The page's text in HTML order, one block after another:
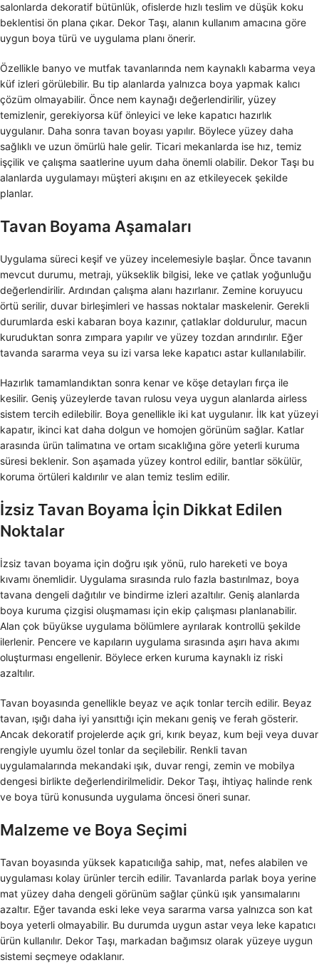
salonlarda dekoratif bütünlük, ofislerde hızlı teslim ve düşük koku
beklentisi ön plana çıkar. Dekor Taşı, alanın kullanım amacına göre
uygun boya türü ve uygulama planı önerir.
Özellikle banyo ve mutfak tavanlarında nem kaynaklı kabarma veya
küf izleri görülebilir. Bu tip alanlarda yalnızca boya yapmak kalıcı
çözüm olmayabilir. Önce nem kaynağı değerlendirilir, yüzey
temizlenir, gerekiyorsa küf önleyici ve leke kapatıcı hazırlık
uygulanır. Daha sonra tavan boyası yapılır. Böylece yüzey daha
sağlıklı ve uzun ömürlü hale gelir. Ticari mekanlarda ise hız, temiz
işçilik ve çalışma saatlerine uyum daha önemli olabilir. Dekor Taşı bu
alanlarda uygulamayı müşteri akışını en az etkileyecek şekilde
planlar.
Tavan Boyama Aşamaları
Uygulama süreci keşif ve yüzey incelemesiyle başlar. Önce tavanın
mevcut durumu, metrajı, yükseklik bilgisi, leke ve çatlak yoğunluğu
değerlendirilir. Ardından çalışma alanı hazırlanır. Zemine koruyucu
örtü serilir, duvar birleşimleri ve hassas noktalar maskelenir. Gerekli
durumlarda eski kabaran boya kazınır, çatlaklar doldurulur, macun
kuruduktan sonra zımpara yapılır ve yüzey tozdan arındırılır. Eğer
tavanda sararma veya su izi varsa leke kapatıcı astar kullanılabilir.
Hazırlık tamamlandıktan sonra kenar ve köşe detayları fırça ile
kesilir. Geniş yüzeylerde tavan rulosu veya uygun alanlarda airless
sistem tercih edilebilir. Boya genellikle iki kat uygulanır. İlk kat yüzeyi
kapatır, ikinci kat daha dolgun ve homojen görünüm sağlar. Katlar
arasında ürün talimatına ve ortam sıcaklığına göre yeterli kuruma
süresi beklenir. Son aşamada yüzey kontrol edilir, bantlar sökülür,
koruma örtüleri kaldırılır ve alan temiz teslim edilir.
İzsiz Tavan Boyama İçin Dikkat Edilen
Noktalar
İzsiz tavan boyama için doğru ışık yönü, rulo hareketi ve boya
kıvamı önemlidir. Uygulama sırasında rulo fazla bastırılmaz, boya
tavana dengeli dağıtılır ve bindirme izleri azaltılır. Geniş alanlarda
boya kuruma çizgisi oluşmaması için ekip çalışması planlanabilir.
Alan çok büyükse uygulama bölümlere ayrılarak kontrollü şekilde
ilerlenir. Pencere ve kapıların uygulama sırasında aşırı hava akımı
oluşturması engellenir. Böylece erken kuruma kaynaklı iz riski
azaltılır.
Tavan boyasında genellikle beyaz ve açık tonlar tercih edilir. Beyaz
tavan, ışığı daha iyi yansıttığı için mekanı geniş ve ferah gösterir.
Ancak dekoratif projelerde açık gri, kırık beyaz, kum beji veya duvar
rengiyle uyumlu özel tonlar da seçilebilir. Renkli tavan
uygulamalarında mekandaki ışık, duvar rengi, zemin ve mobilya
dengesi birlikte değerlendirilmelidir. Dekor Taşı, ihtiyaç halinde renk
ve boya türü konusunda uygulama öncesi öneri sunar.
Malzeme ve Boya Seçimi
Tavan boyasında yüksek kapatıcılığa sahip, mat, nefes alabilen ve
uygulaması kolay ürünler tercih edilir. Tavanlarda parlak boya yerine
mat yüzey daha dengeli görünüm sağlar çünkü ışık yansımalarını
azaltır. Eğer tavanda eski leke veya sararma varsa yalnızca son kat
boya yeterli olmayabilir. Bu durumda uygun astar veya leke kapatıcı
ürün kullanılır. Dekor Taşı, markadan bağımsız olarak yüzeye uygun
sistemi seçmeye odaklanır.